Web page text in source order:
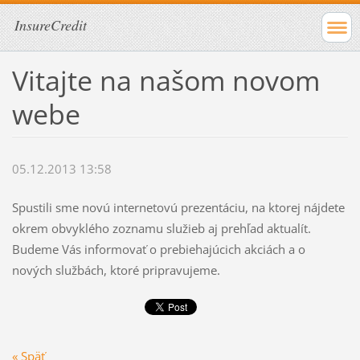
InsureCredit
Vitajte na našom novom
webe
05.12.2013 13:58
Spustili sme novú internetovú prezentáciu, na ktorej nájdete
okrem obvyklého zoznamu služieb aj prehľad aktualít.
Budeme Vás informovať o prebiehajúcich akciách a o
nových službách, ktoré pripravujeme.
« Späť